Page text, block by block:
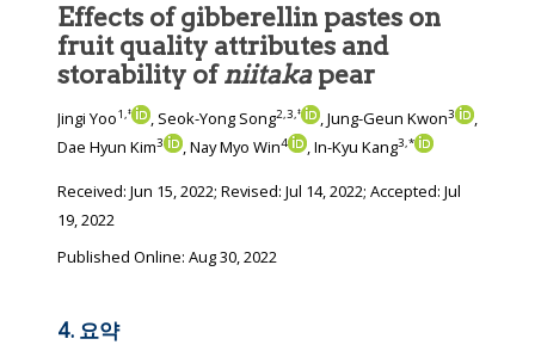
Effects of gibberellin pastes on
fruit quality attributes and
storability ofniitakapear
Jingi Yoo1,‡ , Seok-Yong Song2,3,‡ , Jung-Geun Kwon3
,
Dae Hyun Kim3 , Nay Myo Win4 , In-Kyu Kang3,*
Received: Jun 15, 2022; Revised: Jul 14, 2022; Accepted: Jul
19, 2022
Published Online: Aug 30, 2022
4. 요약